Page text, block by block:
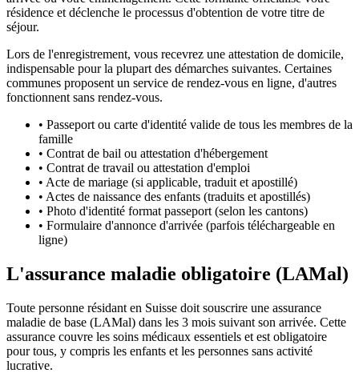
résidence et déclenche le processus d'obtention de votre titre de
séjour.
Lors de l'enregistrement, vous recevrez une attestation de domicile,
indispensable pour la plupart des démarches suivantes. Certaines
communes proposent un service de rendez-vous en ligne, d'autres
fonctionnent sans rendez-vous.
• Passeport ou carte d'identité valide de tous les membres de la
famille
• Contrat de bail ou attestation d'hébergement
• Contrat de travail ou attestation d'emploi
• Acte de mariage (si applicable, traduit et apostillé)
• Actes de naissance des enfants (traduits et apostillés)
• Photo d'identité format passeport (selon les cantons)
• Formulaire d'annonce d'arrivée (parfois téléchargeable en
ligne)
L'assurance maladie obligatoire (LAMal)
Toute personne résidant en Suisse doit souscrire une assurance
maladie de base (LAMal) dans les 3 mois suivant son arrivée. Cette
assurance couvre les soins médicaux essentiels et est obligatoire
pour tous, y compris les enfants et les personnes sans activité
lucrative.